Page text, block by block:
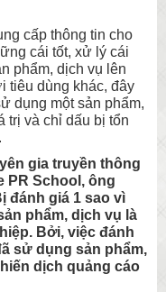
cấp thông tin cho
cái tốt, xử lý cái
phẩm, dịch vụ lên
tiêu dùng khác, đây
dụng một sản phẩm,
trị và chỉ dấu bị tổn
gia truyền thông
PR School, ông
đánh giá 1 sao vì
phẩm, dịch vụ là
Bởi, việc đánh
sử dụng sản phẩm,
dịch quảng cáo